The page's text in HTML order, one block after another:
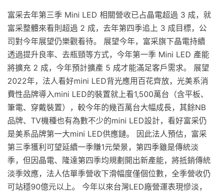
富采去年第三季 Mini LED 相關營收已占晶電超過 3 成，就
富采整體來看則超過 2 成，去年第四季追上 3 成目標，公
司對今年展望仍樂觀看待。 展望今年，富采旗下晶電持續
透過提升良率、去瓶頸等方式，今年第一季 Mini LED 產能
將擴充 2 成，今年預計擴產 5 成才能滿足客戶需求。 展望
2022年，法人看好mini LED背光應用百花齊放，光美系消
費性品牌導入mini LED的裝置就上看1,500萬台（含平板、
筆電、穿戴裝置），較今年的幾百萬台大幅成長，其餘NB
品牌、TV機種也有為數不少的mini LED設計，看好富采仍
是美系品牌第一大mini LED供應鏈。 因此法人預估，富采
第三季獲利可望延續一季賺1元榮景，第四季雖是傳統淡
季，但因晶電、隆達第四季均規劃開出新產能，將抵銷傳統
淡季效應，法人估單季營收下滑幅度僅個位數，全季營收仍
可站穩90億元以上。 今年以來台灣LED廠營運表現慘淡，